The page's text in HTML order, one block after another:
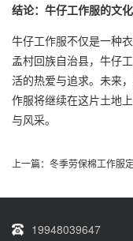
结论：牛仔工作服的文
牛仔工作服不仅是一种
孟村回族自治县，牛仔
活的热爱与追求。未来
作服将继续在这片土地
与风采。
上一篇： 冬季劳保棉工作服
19948039647